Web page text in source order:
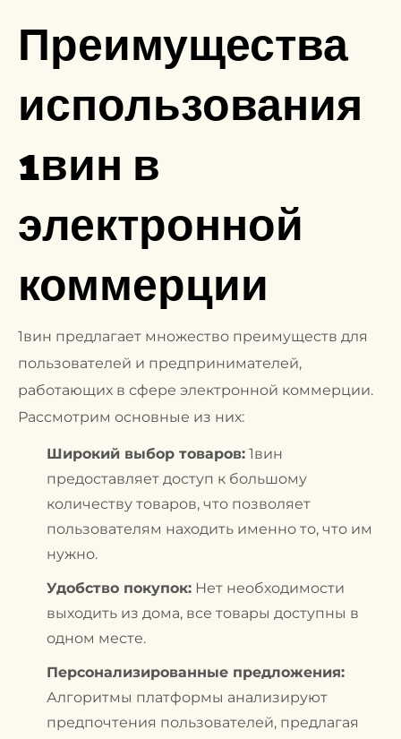
Преимущества
использования
1вин в
электронной
коммерции
1вин предлагает множество преимуществ для
пользователей и предпринимателей,
работающих в сфере электронной коммерции.
Рассмотрим основные из них:
Широкий выбор товаров: 1вин
предоставляет доступ к большому
количеству товаров, что позволяет
пользователям находить именно то, что им
нужно.
Удобство покупок: Нет необходимости
выходить из дома, все товары доступны в
одном месте.
Персонализированные предложения:
Алгоритмы платформы анализируют
предпочтения пользователей, предлагая